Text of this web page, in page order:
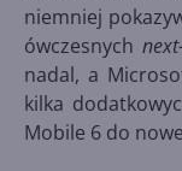
niemniej
ówczesnych
nadal, a
kilka
Mobile 6 do